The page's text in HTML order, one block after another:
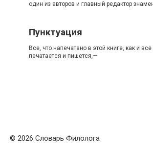
один из авторов и главный редактор
Пунктуация
Все, что напечатано в этой книге, как и
печатается и пишется,—
© 2026 Словарь Филолога